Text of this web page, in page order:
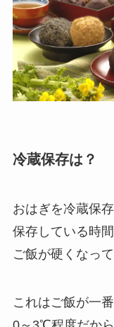
冷蔵保存は？
おはぎを冷蔵保
保存している時
ご飯が硬くなっ
これはご飯が一